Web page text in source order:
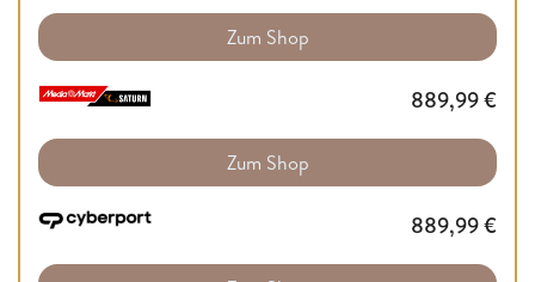
Zum Shop
889,99€
Zum Shop
889,99€